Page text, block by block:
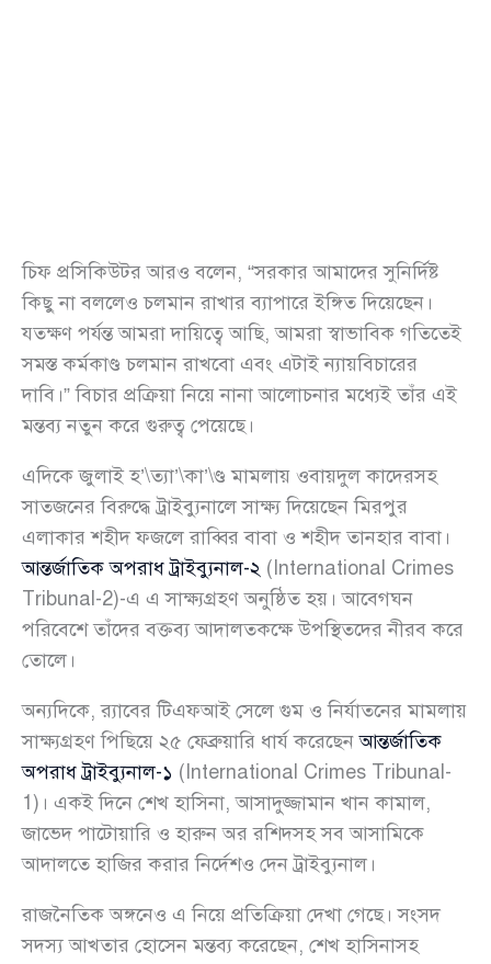
চিফ প্রসিকিউটর আরও বলেন, “সরকার আমাদের সুনির্দিষ্ট
কিছু না বললেও চলমান রাখার ব্যাপারে ইঙ্গিত দিয়েছেন।
যতক্ষণ পর্যন্ত আমরা দায়িত্বে আছি, আমরা স্বাভাবিক গতিতেই
সমস্ত কর্মকাণ্ড চলমান রাখবো এবং এটাই ন্যায়বিচারের
দাবি।” বিচার প্রক্রিয়া নিয়ে নানা আলোচনার মধ্যেই তাঁর এই
মন্তব্য নতুন করে গুরুত্ব পেয়েছে।
এদিকে জুলাই হ’\ত্যা’\কা’\ণ্ড মামলায় ওবায়দুল কাদেরসহ
সাতজনের বিরুদ্ধে ট্রাইব্যুনালে সাক্ষ্য দিয়েছেন মিরপুর
এলাকার শহীদ ফজলে রাব্বির বাবা ও শহীদ তানহার বাবা।
আন্তর্জাতিক অপরাধ ট্রাইব্যুনাল-২ (International Crimes
Tribunal-2)-এ এ সাক্ষ্যগ্রহণ অনুষ্ঠিত হয়। আবেগঘন
পরিবেশে তাঁদের বক্তব্য আদালতকক্ষে উপস্থিতদের নীরব করে
তোলে।
অন্যদিকে, র‍্যাবের টিএফআই সেলে গুম ও নির্যাতনের মামলায়
সাক্ষ্যগ্রহণ পিছিয়ে ২৫ ফেব্রুয়ারি ধার্য করেছেনআন্তর্জাতিক
অপরাধ ট্রাইব্যুনাল-১ (International Crimes Tribunal-
1)। একই দিনে শেখ হাসিনা, আসাদুজ্জামান খান কামাল,
জাভেদ পাটোয়ারি ও হারুন অর রশিদসহ সব আসামিকে
আদালতে হাজির করার নির্দেশও দেন ট্রাইব্যুনাল।
রাজনৈতিক অঙ্গনেও এ নিয়ে প্রতিক্রিয়া দেখা গেছে। সংসদ
সদস্য আখতার হোসেন মন্তব্য করেছেন, শেখ হাসিনাসহ